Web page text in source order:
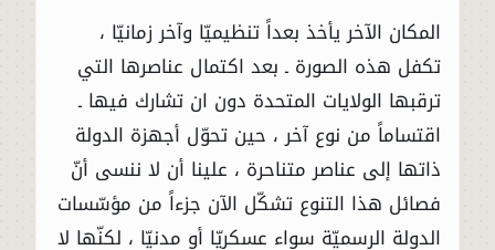
المكان الآخر يأخذ بعداً تنظيميّا وآخر زمانيّا ،
تكفل هذه الصورة ـ بعد اكتمال عناصرها التي
ترقبها الولايات المتحدة دون ان تشارك فيها ـ
اقتساماً من نوع آخر ، حين تحوّل أجهزة الدولة
ذاتها إلى عناصر متناحرة ، علينا أن لا ننسى أنّ
فصائل هذا التنوع تشكّل الآن جزءاً من مؤسّسات
الدولة الرسميّة سواء عسكريّا أو مدنيّا ، لكنّها لا